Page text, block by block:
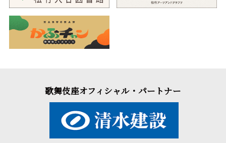
歌舞伎座オフィシャル・パートナー